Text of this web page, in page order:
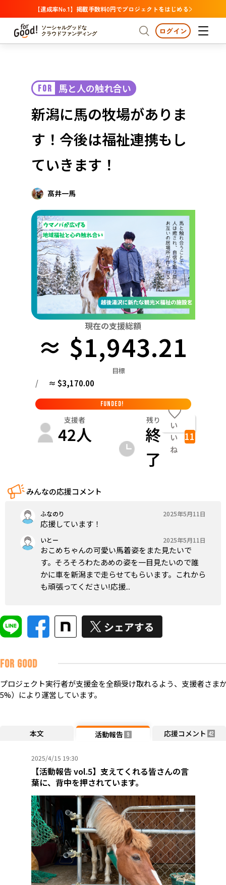
【達成率No.1】掲載手数料0円でプロジェクトをはじめる
ソーシャルグッドな
クラウドファンディング
プロジェクトからさがす
カテゴリーからさがす 国際協力
医療・福祉
人権・マイノリティ
近畿
中国
四国
九州・沖縄
注目 新着
支援金額が多い
支援人数が多い
終了日が近い
カテゴリーからさがす
国際協力 医療・福祉
子ども・教育
環境・エシカル
人権・マイノリティ
地域からさがす
北海道・東北
北海道 青森 岩手 山形
栃木 群馬 埼玉 千葉 東京
富山 石川 福井 山梨 長野
京都 大阪 兵庫 奈良
岡山 広島 山口
愛媛 高知
佐賀 長崎
ログイン
FOR 馬と人の触れ合い
新潟に馬の牧場がありま
す！今後は福祉連携もし
ていきます！
髙井一馬
現在の支援総額
≈ $1,943.21
目標
/ ≈ $3,170.00
FUNDED!
支援者
42人
残り
終
了
い
い
ね
11
みんなの応援コメント
ふなのり 2025年5月11日
応援しています！
いとー 2025年5月11日
おこめちゃんの可愛い馬着姿をまた見たいで
す。そろそろわたあめの姿を一目見たいので誰
かに車を新潟まで走らせてもらいます。これから
も頑張ってください!応援...
FOR GOOD
プロジェクト実行者が支援金を全額受け取れるよう、支援者さま
5%）により運営しています。
本文 活動報告 9 応援コメント 42
2025/4/15 19:30
【活動報告 vol.5】支えてくれる皆さんの言
葉に、背中を押されています。